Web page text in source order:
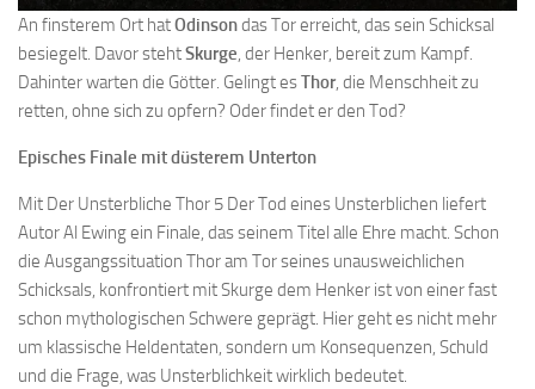
An finsterem Ort hatOdinsondas Tor erreicht, das sein Schicksal
besiegelt. Davor stehtSkurge, der Henker, bereit zum Kampf.
Dahinter warten die Götter. Gelingt esThor, die Menschheit zu
retten, ohne sich zu opfern? Oder findet er den Tod?
Episches Finale mit düsterem Unterton
Mit Der Unsterbliche Thor 5 Der Tod eines Unsterblichen liefert
Autor Al Ewing ein Finale, das seinem Titel alle Ehre macht. Schon
die Ausgangssituation Thor am Tor seines unausweichlichen
Schicksals, konfrontiert mit Skurge dem Henker ist von einer fast
schon mythologischen Schwere geprägt. Hier geht es nicht mehr
um klassische Heldentaten, sondern um Konsequenzen, Schuld
und die Frage, was Unsterblichkeit wirklich bedeutet.